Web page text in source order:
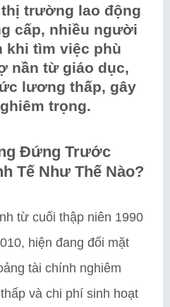
trường lao động
cấp, nhiều người
khi tìm việc phù
nần từ giáo dục,
lương thấp, gây
trọng.
Đứng Trước
Tế Như Thế Nào?
từ cuối thập niên 1990
hiện đang đối mặt
tài chính nghiêm
và chi phí sinh hoạt